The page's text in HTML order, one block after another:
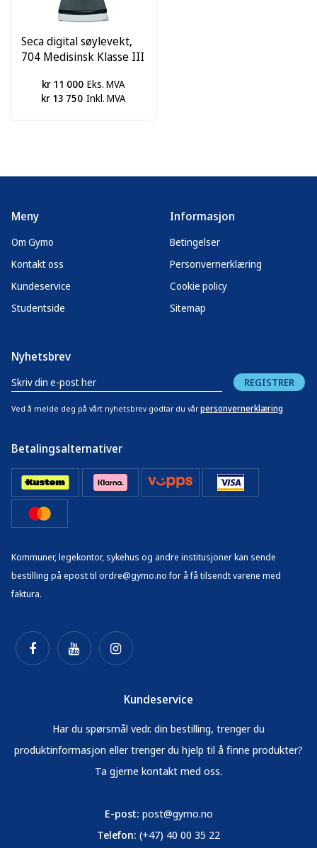
Seca digital søylevekt,
704 Medisinsk Klasse III
kr 11 000 Eks. MVA
kr 13 750 Inkl. MVA
Meny
Om Gymo
Kontakt oss
Kundeservice
Studentside
Informasjon
Betingelser
Personvernerklæring
Cookie policy
Sitemap
Nyhetsbrev
REGISTRER
Ved å melde deg på vårt nyhetsbrev godtar du vår personvernerklæring
Betalingsalternativer
Kommuner, legekontor, sykehus og andre institusjoner kan sende
bestilling på epost til ordre@gymo.no for å få tilsendt varene med
faktura.
Kundeservice
Har du spørsmål vedr. din bestilling, trenger du
produktinformasjon eller trenger du hjelp til å finne produkter?
Ta gjerne kontakt med oss.
E-post: post@gymo.no
Telefon: (+47) 40 00 35 22